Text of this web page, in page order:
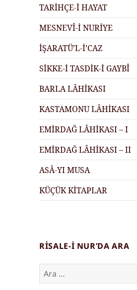
TARİHÇE-İ HAYAT
MESNEVÎ-İ NURİYE
İŞARATÜ’L-İ’CAZ
SİKKE-İ TASDİK-İ GAYBÎ
BARLA LÂHİKASI
KASTAMONU LÂHİKASI
EMİRDAĞ LÂHİKASI – I
EMİRDAĞ LÂHİKASI – II
ASÂ-YI MUSA
KÜÇÜK KİTAPLAR
RISALE-I NUR’DA ARA
Arama: